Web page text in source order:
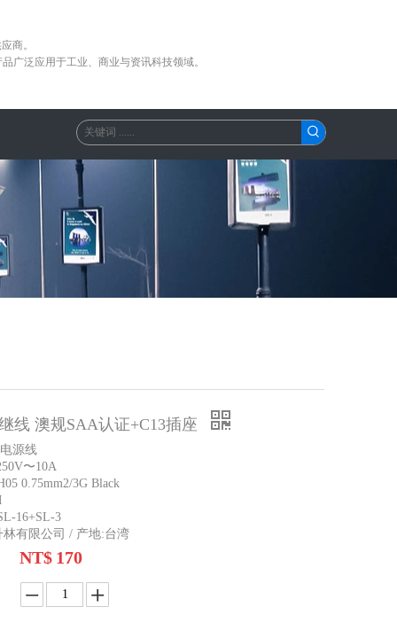
商。
广泛应用于工业、商业与资讯科技领域。
线 澳规SAA认证+C13插座
源线
〜10A
0.75mm2/3G Black
16+SL-3
有限公司 / 产地:台湾
NT$ 170